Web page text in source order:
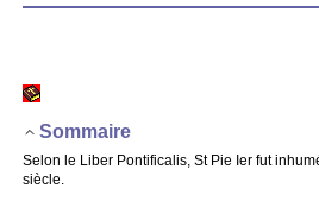
Sommaire
Selon le Liber Pontificalis, St Pie Ier fut
siècle.